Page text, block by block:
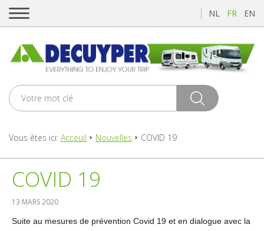
NL FR EN
Vous êtes ici: Acceuil Nouvelles COVID 19
COVID 19
13 MARS 2020
Suite au mesures de prévention Covid 19 et en dialogue avec la